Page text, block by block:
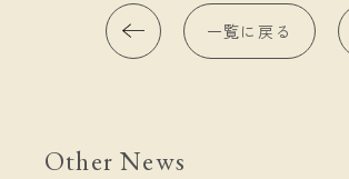
一覧に戻る
Other News